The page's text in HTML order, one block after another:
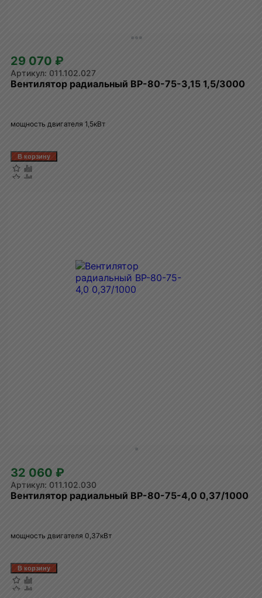
29 070 ₽
011.102.027
Вентилятор радиальный ВР-80-75-3,15 1,5/3000
мощность двигателя 1,5кВт
32 060 ₽
011.102.030
Вентилятор радиальный ВР-80-75-4,0 0,37/1000
мощность двигателя 0,37кВт